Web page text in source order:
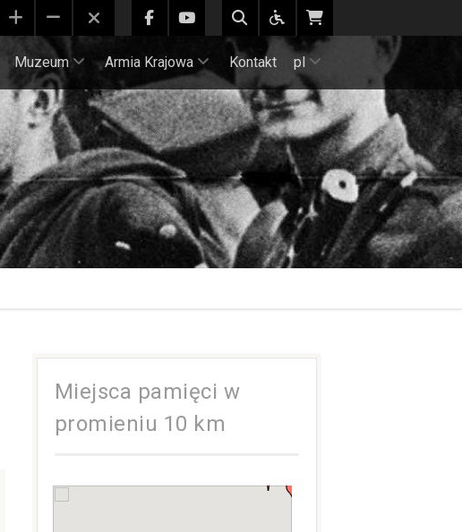
Muzeum Armia Krajowa Kontakt pl
Miejsca pamięci w
promieniu 10 km